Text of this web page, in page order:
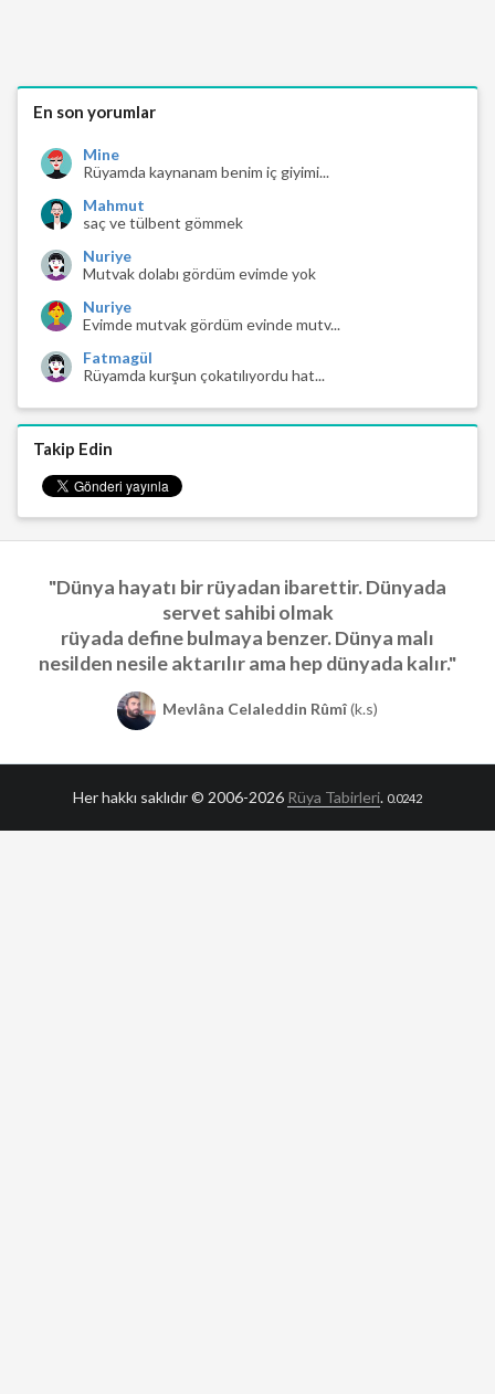
En son yorumlar
Mine
Rüyamda kaynanam benim iç giyimi...
Mahmut
saç ve tülbent gömmek
Nuriye
Mutvak dolabı gördüm evimde yok
Nuriye
Evimde mutvak gördüm evinde mutv...
Fatmagül
Rüyamda kurşun çokatılıyordu hat...
Takip Edin
"Dünya hayatı bir rüyadan ibarettir. Dünyada
servet sahibi olmak
rüyada define bulmaya benzer. Dünya malı
nesilden nesile aktarılır ama hep dünyada kalır."
Mevlâna Celaleddin Rûmî(k.s)
Her hakkı saklıdır © 2006-2026 Rüya Tabirleri. 0.0242